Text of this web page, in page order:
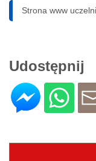
Strona www
Udostępnij